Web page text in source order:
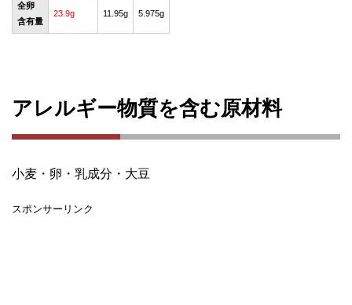
全卵
含有量
23.9g 11.95g 5.975g
アレルギー物質を含む原材料
小麦・卵・乳成分・大豆
スポンサーリンク